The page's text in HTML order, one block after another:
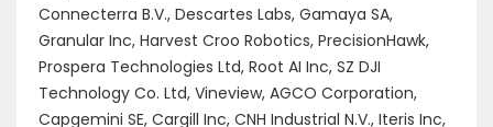
Connecterra B.V., Descartes Labs, Gamaya SA,
Granular Inc, Harvest Croo Robotics, PrecisionHawk,
Prospera Technologies Ltd, Root AI Inc, SZ DJI
Technology Co. Ltd, Vineview, AGCO Corporation,
Capgemini SE, Cargill Inc, CNH Industrial N.V., Iteris Inc,